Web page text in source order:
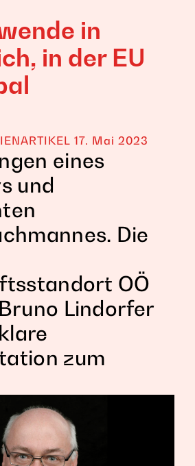
in
in der EU
17. Mai 2023
eines
und
Die
OÖ
Lindorfer
zum